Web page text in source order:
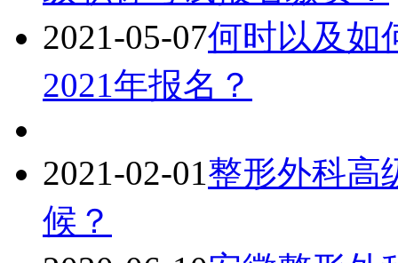
2021-05-07何时以及如
2021年报名？
2021-02-01整形外科高
候？